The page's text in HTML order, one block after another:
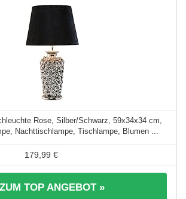
Rose, Silber/Schwarz, 59x34x34 cm,
Nachttischlampe, Tischlampe, Blumen ...
179,99 €
ZUM TOP ANGEBOT »